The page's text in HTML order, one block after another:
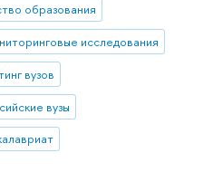
образования
исследования
вузов
вузы